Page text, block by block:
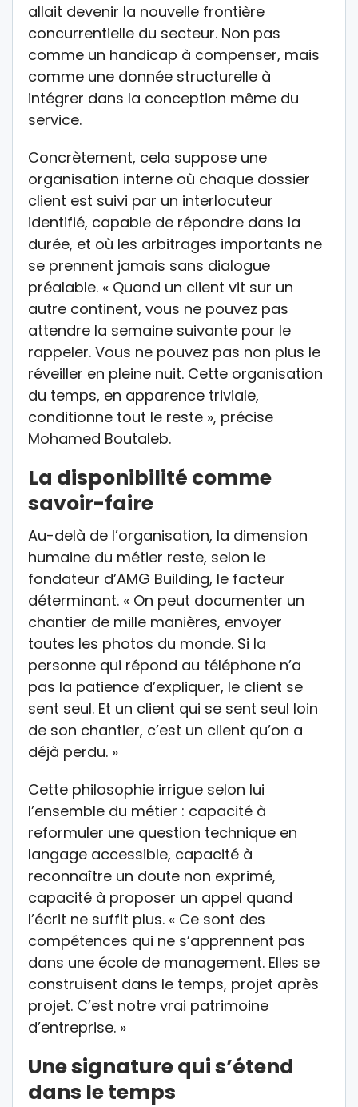
allait devenir la nouvelle frontière
concurrentielle du secteur. Non pas
comme un handicap à compenser, mais
comme une donnée structurelle à
intégrer dans la conception même du
service.
Concrètement, cela suppose une
organisation interne où chaque dossier
client est suivi par un interlocuteur
identifié, capable de répondre dans la
durée, et où les arbitrages importants ne
se prennent jamais sans dialogue
préalable. « Quand un client vit sur un
autre continent, vous ne pouvez pas
attendre la semaine suivante pour le
rappeler. Vous ne pouvez pas non plus le
réveiller en pleine nuit. Cette organisation
du temps, en apparence triviale,
conditionne tout le reste », précise
Mohamed Boutaleb.
La disponibilité comme
savoir-faire
Au-delà de l’organisation, la dimension
humaine du métier reste, selon le
fondateur d’AMG Building, le facteur
déterminant. « On peut documenter un
chantier de mille manières, envoyer
toutes les photos du monde. Si la
personne qui répond au téléphone n’a
pas la patience d’expliquer, le client se
sent seul. Et un client qui se sent seul loin
de son chantier, c’est un client qu’on a
déjà perdu. »
Cette philosophie irrigue selon lui
l’ensemble du métier : capacité à
reformuler une question technique en
langage accessible, capacité à
reconnaître un doute non exprimé,
capacité à proposer un appel quand
l’écrit ne suffit plus. « Ce sont des
compétences qui ne s’apprennent pas
dans une école de management. Elles se
construisent dans le temps, projet après
projet. C’est notre vrai patrimoine
d’entreprise. »
Une signature qui s’étend
dans le temps